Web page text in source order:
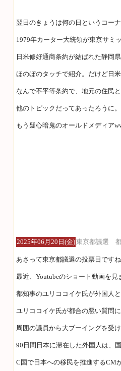
翌日のきょうは何の日というコーナ
1979年カーター大統領が東京サミ
日米修好通商条約が結ばれた静岡
ほのぼのタッチで紹介。だけど日
なんで不平等条約で、地元の住民
他のトピックだってあったろうに。
もう疑心暗鬼のオールドメディア
2025年06月20日(金)東京都議選 都
あさって東京都議選の投票日ですね
最近、Youtubeのショート動画を見
都知事のユリココイケ氏が外国人
ユリココイケ氏が都合の悪い質問
周囲の議員から大ブーイングを受
90日間日本に滞在した外国人は、
C国で日本への移民を推進するCM